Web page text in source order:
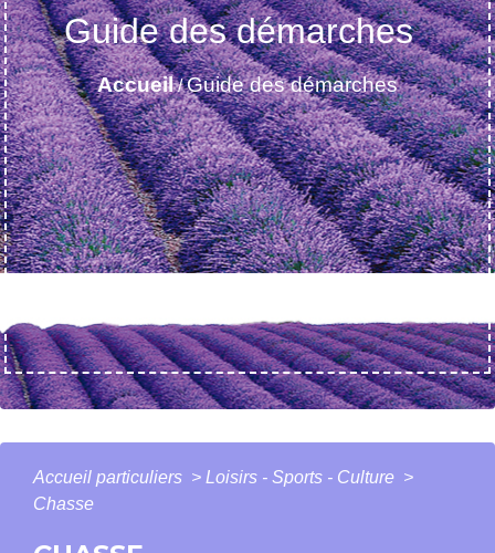
Guide des démarches
Accueil/Guide des démarches
Accueil particuliers > Loisirs - Sports - Culture >
Chasse